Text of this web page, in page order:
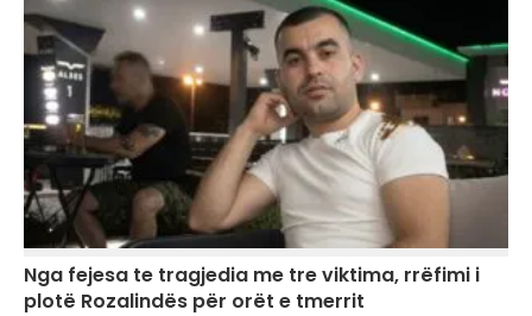
Nga fejesa te tragjedia me tre viktima, rrëfimi i
plotë Rozalindës për orët e tmerrit